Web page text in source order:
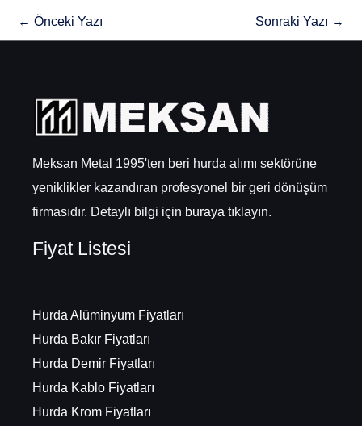
← Önceki Yazı Sonraki Yazı →
Meksan Metal 1995'ten beri hurda alımı sektörüne
yeniklikler kazandıran profesyonel bir geri dönüşüm
firmasıdır. Detaylı bilgi için buraya tıklayın.
Fiyat Listesi
Hurda Alüminyum Fiyatları
Hurda Bakır Fiyatları
Hurda Demir Fiyatları
Hurda Kablo Fiyatları
Hurda Krom Fiyatları